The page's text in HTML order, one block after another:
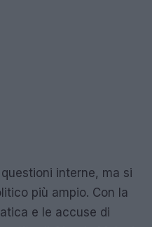
interne, ma si
più ampio. Con la
e le accuse di